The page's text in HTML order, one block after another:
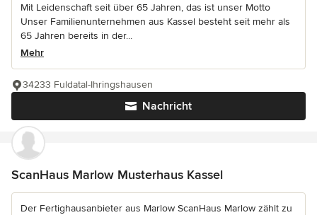
Mit Leidenschaft seit über 65 Jahren, das ist unser Motto
Unser Familienunternehmen aus Kassel besteht seit mehr als
65 Jahren bereits in der...
Mehr
Nachricht
34233 Fuldatal-Ihringshausen
ScanHaus Marlow Musterhaus Kassel
Der Fertighausanbieter aus Marlow ScanHaus Marlow zählt zu